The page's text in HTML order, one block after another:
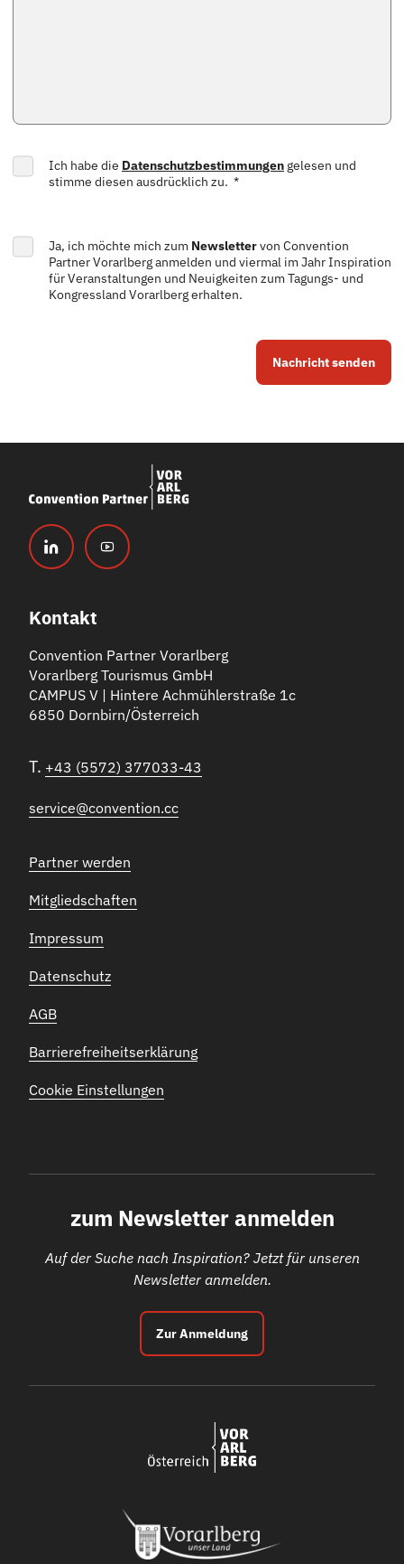
Ich habe die Datenschutzbestimmungen gelesen und
stimme diesen ausdrücklich zu. *
Ja, ich möchte mich zum Newslettervon Convention
Partner Vorarlberg anmelden und viermal im Jahr Inspiration
für Veranstaltungen und Neuigkeiten zum Tagungs- und
Kongressland Vorarlberg erhalten.
Nachricht senden
Kontakt
Convention Partner Vorarlberg
Vorarlberg Tourismus GmbH
CAMPUS V | Hintere Achmühlerstraße 1c
6850 Dornbirn/Österreich
T. +43 (5572) 377033-43
service@convention.cc
Partner werden
Mitgliedschaften
Impressum
Datenschutz
AGB
Barrierefreiheitserklärung
Cookie Einstellungen
zum Newsletter anmelden
Auf der Suche nach Inspiration? Jetzt für unseren
Newsletter anmelden.
Zur Anmeldung